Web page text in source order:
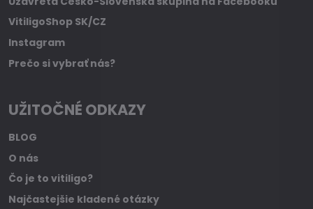
VitiligoShop SK/CZ
Instagram
Prečo si vybrať nás?
UŽITOČNÉ ODKAZY
BLOG
O nás
Čo je to vitiligo?
Najčastejšie kladené otázky